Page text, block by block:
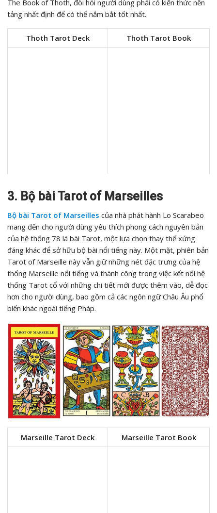
The Book of Thoth, đòi hỏi người dùng phải có kiến thức nền
tảng nhất định để có thể nắm bắt tốt nhất.
Thoth Tarot Deck Thoth Tarot Book
3. Bộ bài Tarot of Marseilles
Bộ bài Tarot of Marseilles của nhà phát hành Lo Scarabeo
mang đến cho người dùng yêu thích phong cách nguyên bản
của hệ thống 78 lá bài Tarot, một lựa chọn thay thế xứng
đáng khác để sở hữu bộ bài nổi tiếng này. Một mặt, phiên bản
Tarot of Marseille này vẫn giữ những nét đặc trưng của hệ
thống Marseille nổi tiếng và thành công trong việc kết nối hệ
thống Tarot cổ với những chi tiết mới được thêm vào, dễ đọc
hơn cho người dùng, bao gồm cả các ngôn ngữ Châu Âu phổ
biến khác ngoài tiếng Pháp.
Marseille Tarot Deck Marseille Tarot Book